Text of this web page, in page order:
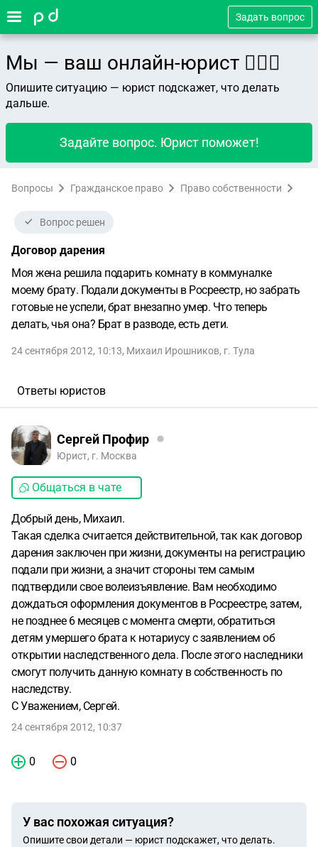
Задать вопрос
Мы — ваш онлайн-юрист 👨🏻‍⚖️
Опишите ситуацию — юрист подскажет, что делать
дальше.
Задайте вопрос. Юрист поможет!
Вопросы Гражданское право Право собственности
Вопрос решен
Договор дарения
Моя жена решила подарить комнату в коммуналке
моему брату. Подали документы в Росреестр, но забрать
готовые не успели, брат внезапно умер. Что теперь
делать, чья она? Брат в разводе, есть дети.
24 сентября 2012, 10:13, Михаил Ирошников, г. Тула
Ответы юристов
Сергей Профир
Юрист, г. Москва
Общаться в чате
Добрый день, Михаил.
Такая сделка считается действительной, так как договор
дарения заключен при жизни, документы на регистрацию
подали при жизни, а значит стороны тем самым
подтвердили свое волеизъявление. Вам необходимо
дождаться оформления документов в Росреестре, затем,
не позднее 6 месяцев с момента смерти, обратиться
детям умершего брата к нотариусу с заявлением об
открытии наследственного дела. После этого наследники
смогут получить данную комнату в собственность по
наследству.
С Уважением, Сергей.
24 сентября 2012, 10:37
0 0
У вас похожая ситуация?
Опишите свои детали — юрист подскажет, что делать.